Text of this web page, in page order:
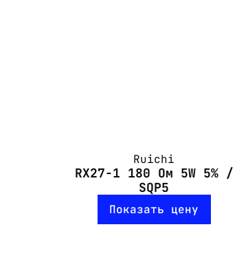
Ruichi
RX27-1 180 Ом 5W 5% /
SQP5
Показать цену